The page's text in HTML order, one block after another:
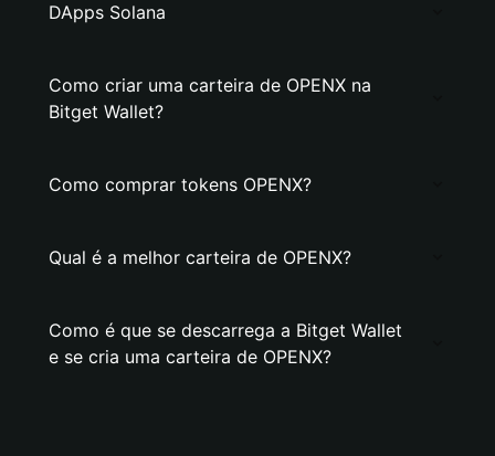
DApps Solana
Como criar uma carteira de OPENX na
Bitget Wallet?
Como comprar tokens OPENX?
Qual é a melhor carteira de OPENX?
Como é que se descarrega a Bitget Wallet
e se cria uma carteira de OPENX?